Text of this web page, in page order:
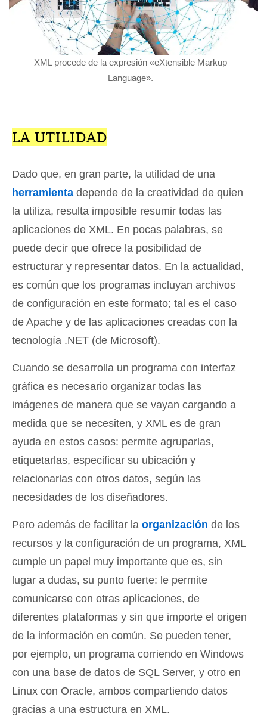
XML procede de la expresión «eXtensible Markup
Language».
LA UTILIDAD
Dado que, en gran parte, la utilidad de una
herramienta depende de la creatividad de quien
la utiliza, resulta imposible resumir todas las
aplicaciones de XML. En pocas palabras, se
puede decir que ofrece la posibilidad de
estructurar y representar datos. En la actualidad,
es común que los programas incluyan archivos
de configuración en este formato; tal es el caso
de Apache y de las aplicaciones creadas con la
tecnología .NET (de Microsoft).
Cuando se desarrolla un programa con interfaz
gráfica es necesario organizar todas las
imágenes de manera que se vayan cargando a
medida que se necesiten, y XML es de gran
ayuda en estos casos: permite agruparlas,
etiquetarlas, especificar su ubicación y
relacionarlas con otros datos, según las
necesidades de los diseñadores.
Pero además de facilitar la organización de los
recursos y la configuración de un programa, XML
cumple un papel muy importante que es, sin
lugar a dudas, su punto fuerte: le permite
comunicarse con otras aplicaciones, de
diferentes plataformas y sin que importe el origen
de la información en común. Se pueden tener,
por ejemplo, un programa corriendo en Windows
con una base de datos de SQL Server, y otro en
Linux con Oracle, ambos compartiendo datos
gracias a una estructura en XML.